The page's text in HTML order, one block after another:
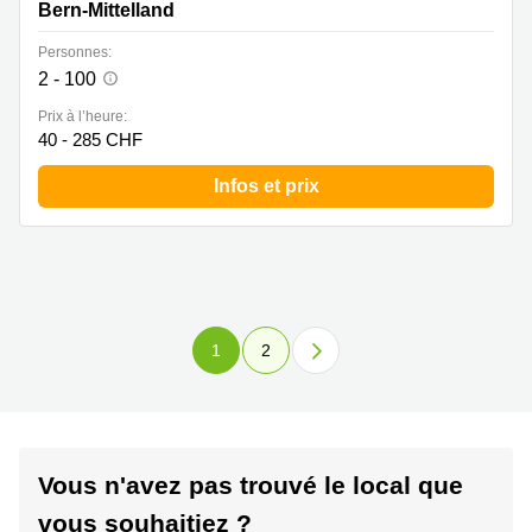
Bern-Mittelland
Personnes:
2 - 100
Prix à l’heure:
40 - 285 CHF
Infos et prix
1 2
Vous n'avez pas trouvé le local que
vous souhaitiez ?